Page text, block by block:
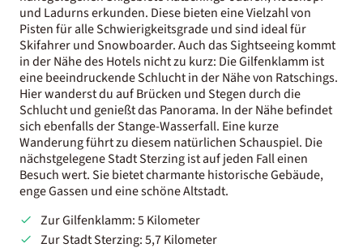
und Ladurns erkunden. Diese bieten eine Vielzahl von
Pisten für alle Schwierigkeitsgrade und sind ideal für
Skifahrer und Snowboarder. Auch das Sightseeing kommt
in der Nähe des Hotels nicht zu kurz: Die Gilfenklamm ist
eine beeindruckende Schlucht in der Nähe von Ratschings.
Hier wanderst du auf Brücken und Stegen durch die
Schlucht und genießt das Panorama. In der Nähe befindet
sich ebenfalls der Stange-Wasserfall. Eine kurze
Wanderung führt zu diesem natürlichen Schauspiel. Die
nächstgelegene Stadt Sterzing ist auf jeden Fall einen
Besuch wert. Sie bietet charmante historische Gebäude,
enge Gassen und eine schöne Altstadt.
Zur Gilfenklamm: 5 Kilometer
Zur Stadt Sterzing: 5,7 Kilometer